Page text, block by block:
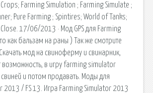
Crops; Farming Simulation ; Farming Simulate ;
Pure Farming ; Spintires; World of Tanks;
17/06/2013 · Мод GPS для Farming
как бальзам на раны ) Так же смотрите
мод на свиноферму и свинарник,
возможность, в игру farming simulator
и потом продавать. Моды для
2013 / FS 13. Игра Farming Simulator 2013